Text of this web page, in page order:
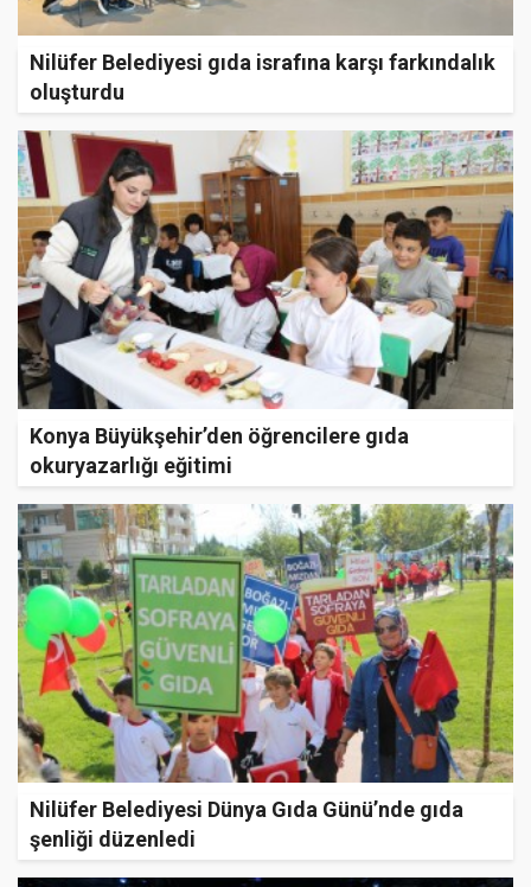
Nilüfer Belediyesi gıda israfına karşı farkındalık
oluşturdu
Konya Büyükşehir’den öğrencilere gıda
okuryazarlığı eğitimi
Nilüfer Belediyesi Dünya Gıda Günü’nde gıda
şenliği düzenledi